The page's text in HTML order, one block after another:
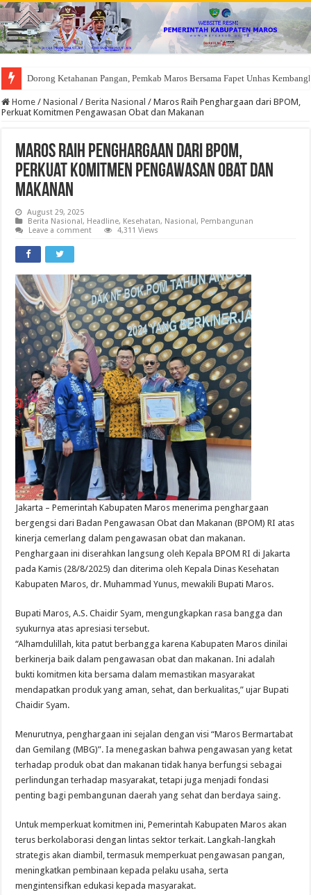
Dorong Ketahanan Pangan, Pemkab Maros Bersama Fapet Unhas
Home / Nasional / Berita Nasional / Maros Raih Penghargaan dari BPOM,
Perkuat Komitmen Pengawasan Obat dan Makanan
Maros Raih Penghargaan dari BPOM,
Perkuat Komitmen Pengawasan Obat dan
Makanan
August 29, 2025
Berita Nasional, Headline, Kesehatan, Nasional, Pembangunan
Leave a comment
4,311 Views
Jakarta – Pemerintah Kabupaten Maros menerima penghargaan
bergengsi dari Badan Pengawasan Obat dan Makanan (BPOM) RI atas
kinerja cemerlang dalam pengawasan obat dan makanan.
Penghargaan ini diserahkan langsung oleh Kepala BPOM RI di Jakarta
pada Kamis (28/8/2025) dan diterima oleh Kepala Dinas Kesehatan
Kabupaten Maros, dr. Muhammad Yunus, mewakili Bupati Maros.
Bupati Maros, A.S. Chaidir Syam, mengungkapkan rasa bangga dan
syukurnya atas apresiasi tersebut.
“Alhamdulillah, kita patut berbangga karena Kabupaten Maros dinilai
berkinerja baik dalam pengawasan obat dan makanan. Ini adalah
bukti komitmen kita bersama dalam memastikan masyarakat
mendapatkan produk yang aman, sehat, dan berkualitas,” ujar Bupati
Chaidir Syam.
Menurutnya, penghargaan ini sejalan dengan visi “Maros Bermartabat
dan Gemilang (MBG)”. Ia menegaskan bahwa pengawasan yang ketat
terhadap produk obat dan makanan tidak hanya berfungsi sebagai
perlindungan terhadap masyarakat, tetapi juga menjadi fondasi
penting bagi pembangunan daerah yang sehat dan berdaya saing.
Untuk memperkuat komitmen ini, Pemerintah Kabupaten Maros akan
terus berkolaborasi dengan lintas sektor terkait. Langkah-langkah
strategis akan diambil, termasuk memperkuat pengawasan pangan,
meningkatkan pembinaan kepada pelaku usaha, serta
mengintensifkan edukasi kepada masyarakat.